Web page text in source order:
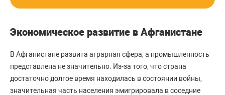
Экономическое развитие в Афганистане
В Афганистане развита аграрная сфера, а промышленность
представлена не значительно. Из-за того, что страна
достаточно долгое время находилась в состоянии войны,
значительная часть населения эмигрировала в соседние